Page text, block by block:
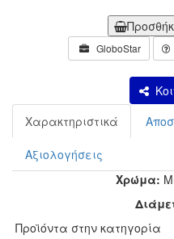
GloboStar
Χαρακτηριστικά
Αξιολογήσεις
Χρώμα:
Προϊόντα στην κατηγορία